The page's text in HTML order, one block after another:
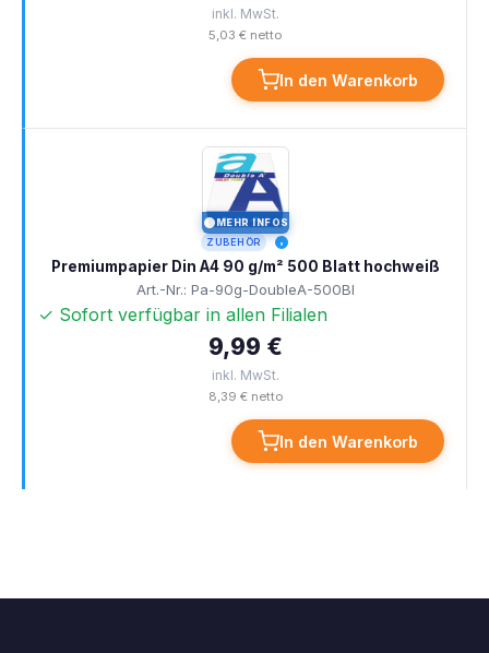
inkl. MwSt.
5,03 € netto
In den Warenkorb
MEHR INFOS
ZUBEHÖR
Premiumpapier Din A4 90 g/m² 500 Blatt hochweiß
Art.-Nr.: Pa-90g-DoubleA-500Bl
✓ Sofort verfügbar in allen Filialen
9,99 €
inkl. MwSt.
8,39 € netto
In den Warenkorb